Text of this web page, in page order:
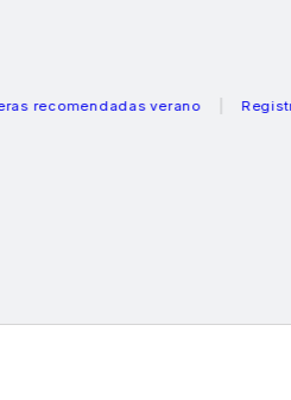
verano Registro DPP